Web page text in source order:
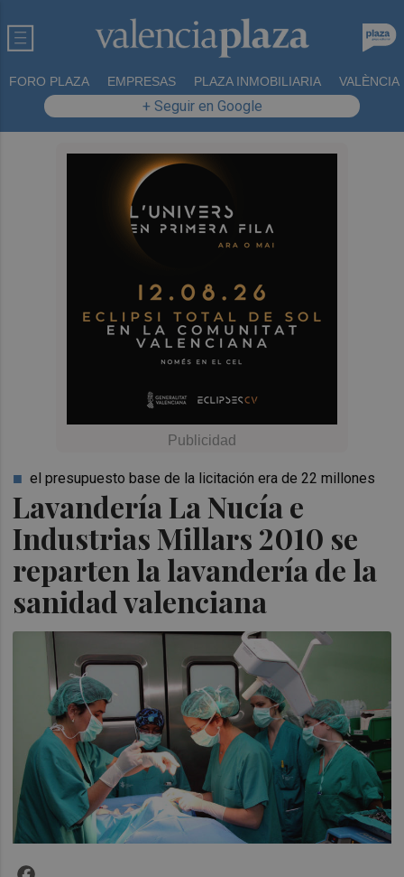
FORO PLAZA EMPRESAS PLAZA INMOBILIARIA VALÈNCIA
+ Seguir en Google
Lavandería La Nucía e
Industrias Millars 2010 se
reparten la lavandería de la
sanidad valenciana
el presupuesto base de la licitación era de 22 millones